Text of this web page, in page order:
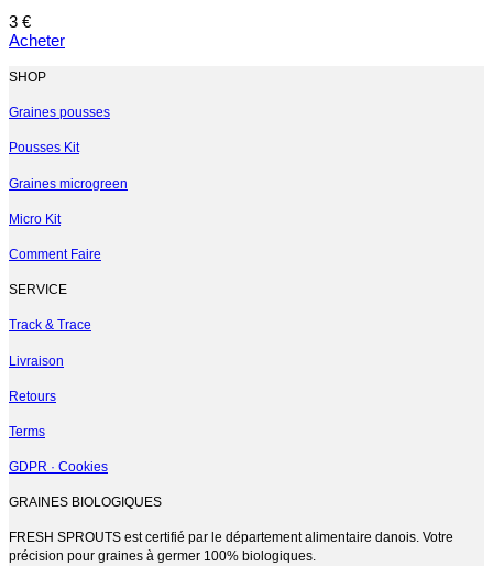
3 €
Acheter
SHOP
Graines pousses
Pousses Kit
Graines microgreen
Micro Kit
Comment Faire
SERVICE
Track & Trace
Livraison
Retours
Terms
GDPR · Cookies
GRAINES BIOLOGIQUES
FRESH SPROUTS est certifié par le département alimentaire danois. Votre
précision pour graines à germer 100% biologiques.